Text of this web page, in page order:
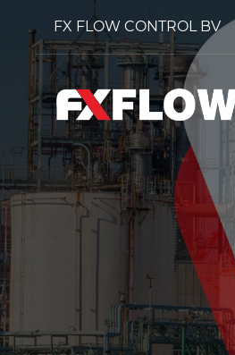
FX FLOW CONTROL BV